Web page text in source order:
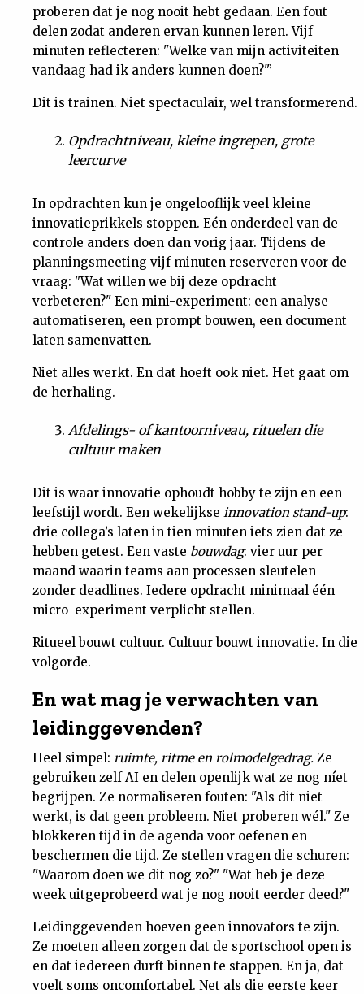
proberen dat je nog nooit hebt gedaan. Een fout
delen zodat anderen ervan kunnen leren. Vijf
minuten reflecteren: "Welke van mijn activiteiten
vandaag had ik anders kunnen doen?"’
Dit is trainen. Niet spectaculair, wel transformerend.
Opdrachtniveau, kleine ingrepen, grote
leercurve
In opdrachten kun je ongelooflijk veel kleine
innovatieprikkels stoppen. Eén onderdeel van de
controle anders doen dan vorig jaar. Tijdens de
planningsmeeting vijf minuten reserveren voor de
vraag: "Wat willen we bij deze opdracht
verbeteren?" Een mini-experiment: een analyse
automatiseren, een prompt bouwen, een document
laten samenvatten.
Niet alles werkt. En dat hoeft ook niet. Het gaat om
de herhaling.
Afdelings- of kantoorniveau, rituelen die
cultuur maken
Dit is waar innovatie ophoudt hobby te zijn en een
leefstijl wordt. Een wekelijkse innovation stand-up:
drie collega’s laten in tien minuten iets zien dat ze
hebben getest. Een vaste bouwdag: vier uur per
maand waarin teams aan processen sleutelen
zonder deadlines. Iedere opdracht minimaal één
micro-experiment verplicht stellen.
Ritueel bouwt cultuur. Cultuur bouwt innovatie. In die
volgorde.
En wat mag je verwachten van
leidinggevenden?
Heel simpel: ruimte, ritme en rolmodelgedrag. Ze
gebruiken zelf AI en delen openlijk wat ze nog níet
begrijpen. Ze normaliseren fouten: "Als dit niet
werkt, is dat geen probleem. Niet proberen wél." Ze
blokkeren tijd in de agenda voor oefenen en
beschermen die tijd. Ze stellen vragen die schuren:
"Waarom doen we dit nog zo?" "Wat heb je deze
week uitgeprobeerd wat je nog nooit eerder deed?"
Leidinggevenden hoeven geen innovators te zijn.
Ze moeten alleen zorgen dat de sportschool open is
en dat iedereen durft binnen te stappen. En ja, dat
voelt soms oncomfortabel. Net als die eerste keer